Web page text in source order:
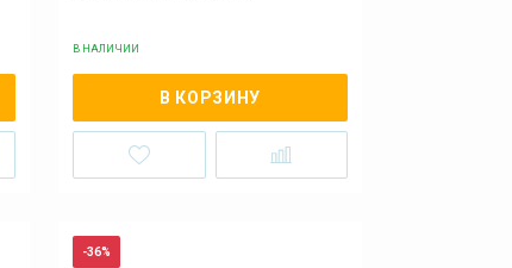
В НАЛИЧИИ
В КОРЗИНУ
-36%